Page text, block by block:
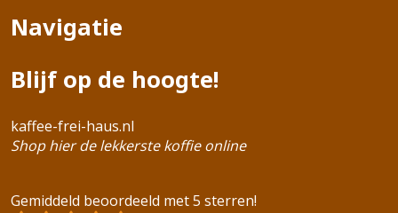
Navigatie
Blijf op de hoogte!
kaffee-frei-haus.nl
Shop hier de lekkerste koffie online
Gemiddeld beoordeeld met 5 sterren!